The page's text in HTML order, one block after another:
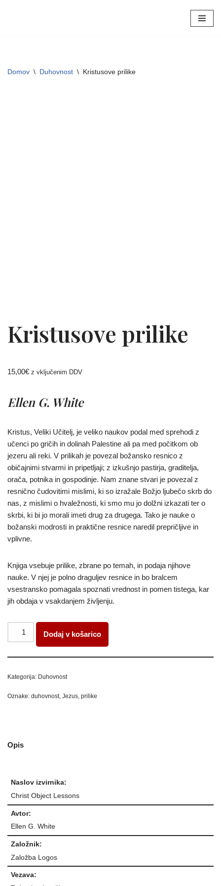
Domov \ Duhovnost \ Kristusove prilike
Kristusove prilike
15,00€ z vključenim DDV
Ellen G. White
Kristus, Veliki Učitelj, je veliko naukov podal med sprehodi z
učenci po gričih in dolinah Palestine ali pa med počitkom ob
jezeru ali reki. V prilikah je povezal božansko resnico z
običajnimi stvarmi in pripetljaji; z izkušnjo pastirja, graditelja,
orača, potnika in gospodinje. Nam znane stvari je povezal z
resnično čudovitimi mislimi, ki so izražale Božjo ljubečo skrb do
nas, z mislimi o hvaležnosti, ki smo mu jo dolžni izkazati ter o
skrbi, ki bi jo morali imeti drug za drugega. Tako je nauke o
božanski modrosti in praktične resnice naredil prepričljive in
vplivne.
Knjiga vsebuje prilike, zbrane po temah, in podaja njihove
nauke. V njej je polno draguljev resnice in bo bralcem
vsestransko pomagala spoznati vrednost in pomen tistega, kar
jih obdaja v vsakdanjem življenju.
Dodaj v košarico
Kategorija: Duhovnost
Oznake: duhovnost Jezus prilike
Opis
Naslov izvirnika:
Christ Object Lessons
Avtor:
Ellen G. White
Založnik:
Založba Logos
Vezava: